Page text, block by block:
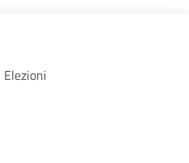
Elezioni